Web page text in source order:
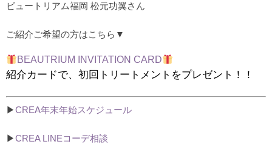
ビュートリアム福岡 松元功翼さん
ご紹介ご希望の方はこちら▼
BEAUTRIUM INVITATION CARD
紹介カードで、初回トリートメントをプレゼント！！
▶︎CREA年末年始スケジュール
▶︎CREA LINEコーデ相談